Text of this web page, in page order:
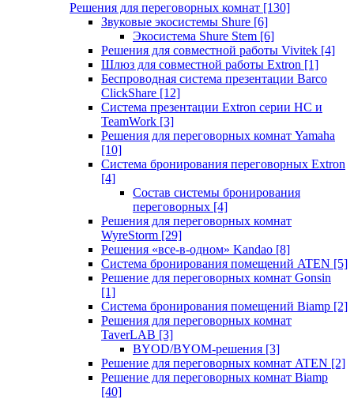
Решения для переговорных комнат [130]
Звуковые экосистемы Shure [6]
Экосистема Shure Stem [6]
Решения для совместной работы Vivitek [4]
Шлюз для совместной работы Extron [1]
Беспроводная система презентации Barco
ClickShare [12]
Система презентации Extron серии HC и
TeamWork [3]
Решения для переговорных комнат Yamaha
[10]
Система бронирования переговорных Extron
[4]
Состав системы бронирования
переговорных [4]
Решения для переговорных комнат
WyreStorm [29]
Решения «все-в-одном» Kandao [8]
Система бронирования помещений ATEN [5]
Решение для переговорных комнат Gonsin
[1]
Система бронирования помещений Biamp [2]
Решения для переговорных комнат
TaverLAB [3]
BYOD/BYOM-решения [3]
Решение для переговорных комнат ATEN [2]
Решение для переговорных комнат Biamp
[40]